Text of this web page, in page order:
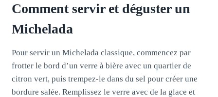
Comment servir et déguster un
Michelada
Pour servir un Michelada classique, commencez par
frotter le bord d’un verre à bière avec un quartier de
citron vert, puis trempez-le dans du sel pour créer une
bordure salée. Remplissez le verre avec de la glace et